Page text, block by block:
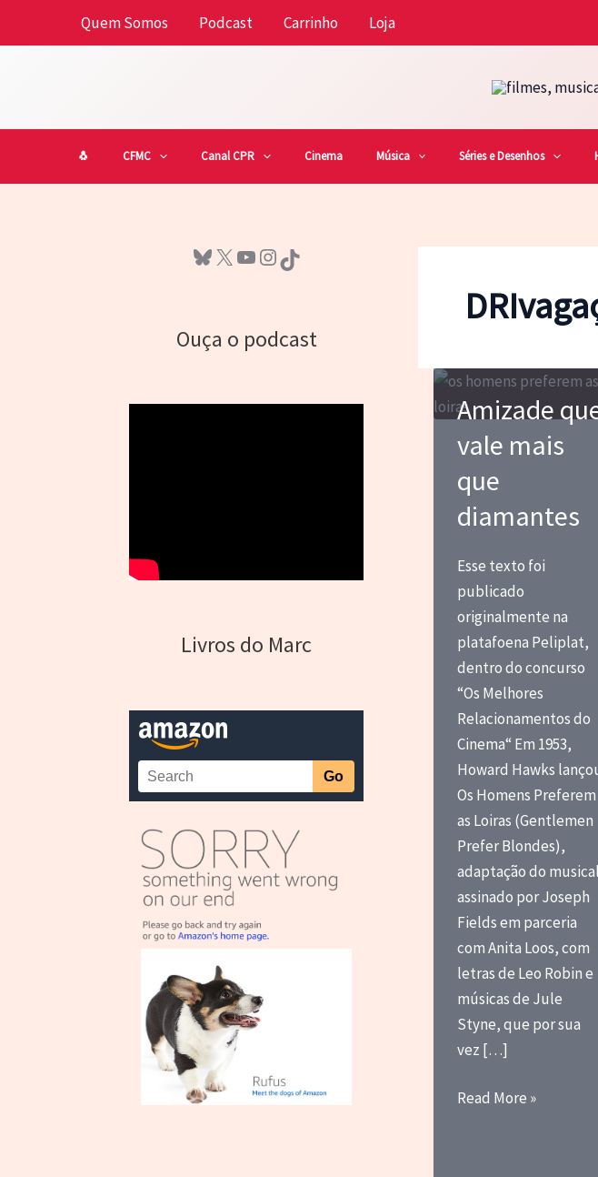
Quem Somos Podcast Carrinho Loja
🐧 CFMC Canal CPR Cinema Música Séries e Desenhos
Bluesky X Youtube InstagramTikTok
Ouça o podcast
Livros do Marc
Amizade
vale mais
que
diamantes
Esse texto foi
publicado
originalmente na
platafoena Peliplat,
dentro do concurso
“Os Melhores
Relacionamentos do
Cinema“ Em 1953,
Howard Hawks
Os Homens Preferem
as Loiras (Gentlemen
Prefer Blondes),
adaptação do musical
assinado por Joseph
Fields em parceria
com Anita Loos, com
letras de Leo Robin e
músicas de Jule
Styne, que por sua
vez […]
Amizade
Read More »